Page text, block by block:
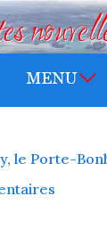
le Porte-